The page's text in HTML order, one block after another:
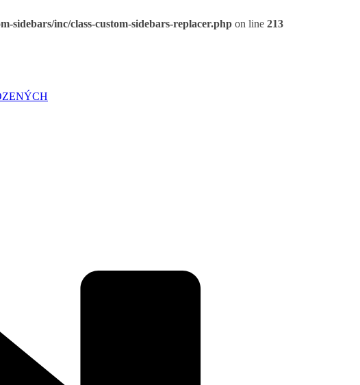
sidebars/inc/class-custom-sidebars-replacer.php on line 213